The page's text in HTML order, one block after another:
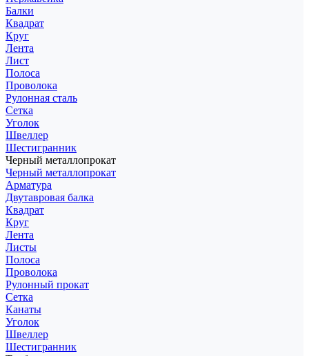
Балки
Квадрат
Круг
Лента
Лист
Полоса
Проволока
Рулонная сталь
Сетка
Уголок
Швеллер
Шестигранник
Черный металлопрокат
Черный металлопрокат
Арматура
Двутавровая балка
Квадрат
Круг
Лента
Листы
Полоса
Проволока
Рулонный прокат
Сетка
Канаты
Уголок
Швеллер
Шестигранник